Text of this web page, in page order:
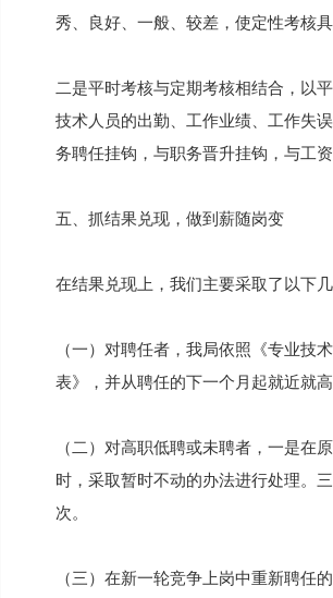
秀、良好、一般、较差，使定性考核
二是平时考核与定期考核相结合，以
技术人员的出勤、工作业绩、工作失
务聘任挂钩，与职务晋升挂钩，与工
五、抓结果兑现，做到薪随岗变
在结果兑现上，我们主要采取了以下几
（一）对聘任者，我局依照《专业技
表》，并从聘任的下一个月起就近就
（二）对高职低聘或未聘者，一是在
时，采取暂时不动的办法进行处理。
次。
（三）在新一轮竞争上岗中重新聘任